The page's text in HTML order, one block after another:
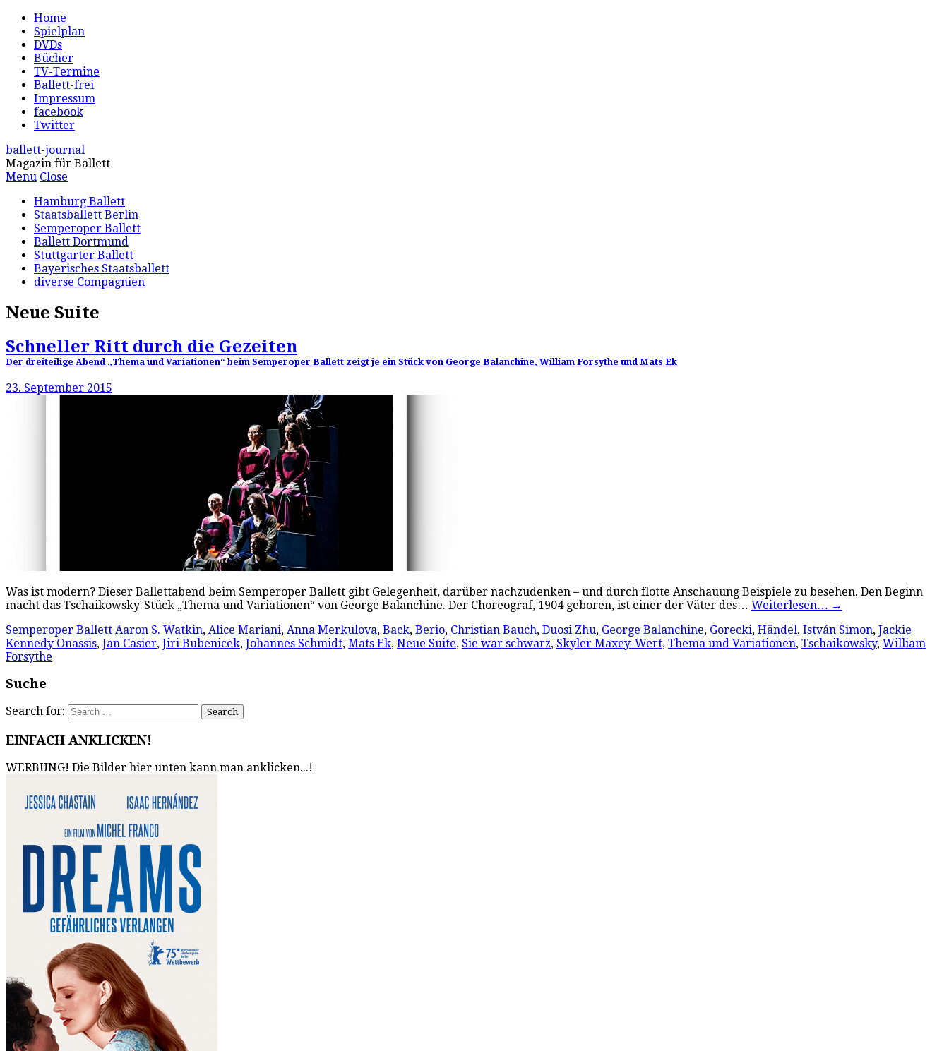
Home
Spielplan
DVDs
Bücher
TV-Termine
Ballett-frei
Impressum
facebook
Twitter
ballett-journal
Magazin für Ballett
Menu Close
Hamburg Ballett
Staatsballett Berlin
Semperoper Ballett
Ballett Dortmund
Stuttgarter Ballett
Bayerisches Staatsballett
diverse Compagnien
Neue Suite
Schneller Ritt durch die Gezeiten
Der dreiteilige Abend „Thema und Variationen“ beim Semperoper Ballett zeigt je ein Stück von George Balanchine, William Forsythe und Mats Ek
23. September 2015
Was ist modern? Dieser Ballettabend beim Semperoper Ballett gibt Gelegenheit, darüber nachzudenken – und durch flotte Anschauung Beispiele zu besehen. Den Beginn
macht das Tschaikowsky-Stück „Thema und Variationen“ von George Balanchine. Der Choreograf, 1904 geboren, ist einer der Väter des… Weiterlesen… →
Semperoper Ballett Aaron S. Watkin, Alice Mariani, Anna Merkulova, Back, Berio, Christian Bauch, Duosi Zhu, George Balanchine, Gorecki, Händel, István Simon, Jackie
Kennedy Onassis, Jan Casier, Jiri Bubenicek, Johannes Schmidt, Mats Ek, Neue Suite, Sie war schwarz, Skyler Maxey-Wert, Thema und Variationen, Tschaikowsky, William
Forsythe
Suche
Search for:
EINFACH ANKLICKEN!
WERBUNG! Die Bilder hier unten kann man anklicken...!